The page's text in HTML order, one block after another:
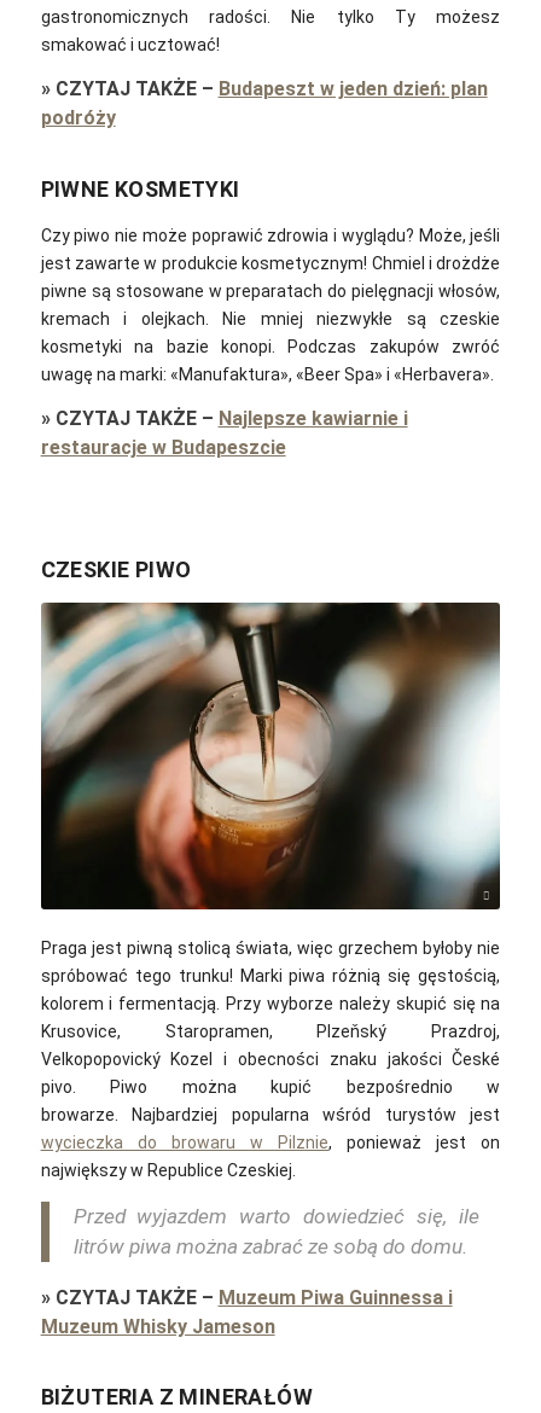
gastronomicznych radości. Nie tylko Ty możesz
smakować i ucztować!
» CZYTAJ TAKŻE– Budapeszt w jeden dzień: plan
podróży
PIWNE KOSMETYKI
Czy piwo nie może poprawić zdrowia i wyglądu? Może, jeśli
jest zawarte w produkcie kosmetycznym! Chmiel i drożdże
piwne są stosowane w preparatach do pielęgnacji włosów,
kremach i olejkach.
Nie mniej niezwykłe są czeskie
kosmetyki na bazie konopi. Podczas zakupów zwróć
uwagę na marki: «Manufaktura», «Beer Spa» i «Herbavera».
» CZYTAJ TAKŻE– Najlepsze kawiarnie i
restauracje w Budapeszcie
CZESKIE PIWO
BENCE BOROS / Unsplash
Praga jest piwną stolicą świata, więc grzechem byłoby nie
spróbować tego trunku! Marki piwa różnią się gęstością,
kolorem i fermentacją. Przy wyborze należy skupić się na
Krusovice, Staropramen, Plzeňský Prazdroj,
Velkopopovický Kozel i obecności znaku jakości České
pivo.
Piwo można kupić bezpośrednio w
browarze.
Najbardziej popularna wśród turystów jest
wycieczka do browaru w Pilznie, ponieważ jest on
największy w Republice Czeskiej.
Przed wyjazdem warto dowiedzieć się, ile
litrów piwa można zabrać ze sobą do domu.
» CZYTAJ TAKŻE– Muzeum Piwa Guinnessa i
Muzeum Whisky Jameson
BIŻUTERIA Z MINERAŁÓW